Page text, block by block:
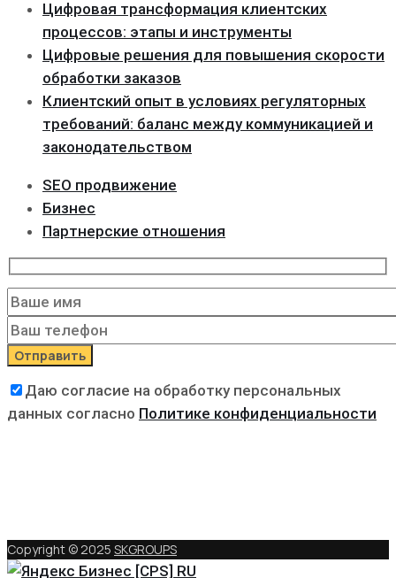
Цифровая трансформация клиентских
процессов: этапы и инструменты
Цифровые решения для повышения скорости
обработки заказов
Клиентский опыт в условиях регуляторных
требований: баланс между коммуникацией и
законодательством
SEO продвижение
Бизнес
Партнерские отношения
Даю согласие на обработку персональных
данных согласно Политике конфиденциальности
Copyright © 2025 SKGROUPS